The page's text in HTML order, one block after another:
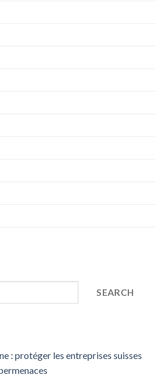
SEARCH
: protéger les entreprises suisses